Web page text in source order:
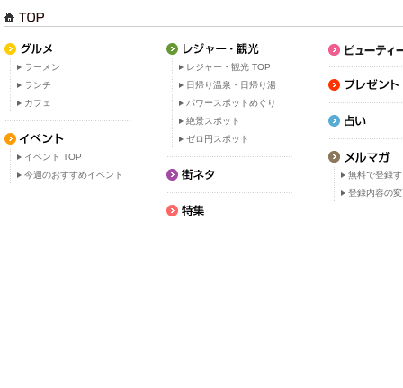
ラーメン
ランチ
カフェ
イベント TOP
今週のおすすめイベント
レジャー・観光 TOP
日帰り温泉・日帰り湯
パワースポットめぐり
絶景スポット
ゼロ円スポット
無料で登録
登録内容の